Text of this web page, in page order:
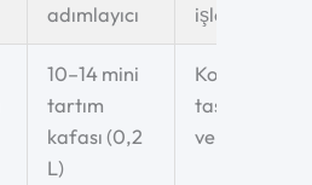
adımlayıcı
işlenmesi
10–14 mini
tartım
kafası (0,2
L)
Kompakt
tasarım,
verimlilik